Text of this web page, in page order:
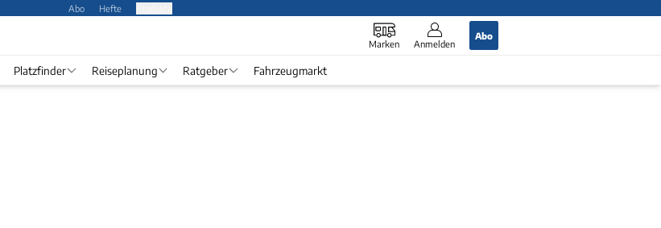
Abo Hefte
Marken Anmelden
Abo
Platzfinder Reiseplanung Ratgeber Fahrzeugmarkt